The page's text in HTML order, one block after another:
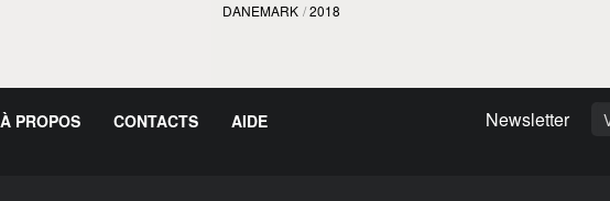
DANEMARK / 2018
À PROPOS CONTACTS AIDE Newsletter